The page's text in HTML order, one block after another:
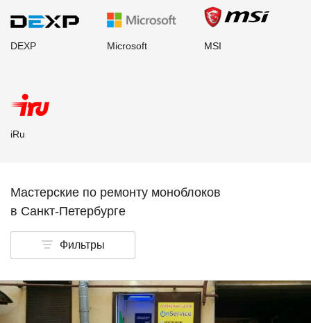
DEXP Microsoft MSI
iRu
Мастерские по ремонту моноблоков
в Санкт-Петербурге
Фильтры